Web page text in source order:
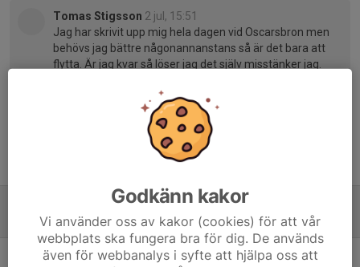
Tomas Stigsson 2 jul, 15:51
Jag har skrivit upp mig hela dagen vid Oscarsbron men
behövs jag bättre någonannanstans så är det bara att
flytta. Är jag kvar så löser jag det själv misstänker jag.
Kraftprovet - FUNKTIONÄRSANMÄLAN
1 jul, 21:16 1
Bilder från TSOK MTB Race 2026
Godkänn kakor
Vi använder oss av kakor (cookies) för att vår
webbplats ska fungera bra för dig. De används
även för webbanalys i syfte att hjälpa oss att